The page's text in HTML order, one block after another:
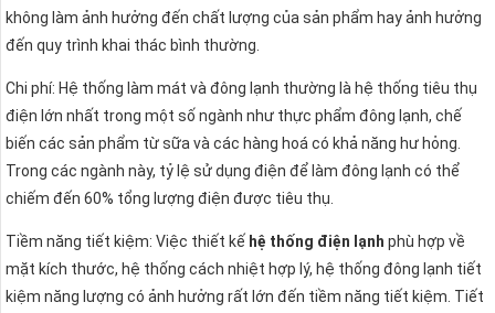
không làm ảnh hưởng đến chất lượng của sản phẩm hay ảnh hưởng
đến quy trình khai thác bình thường.
Chi phí: Hệ thống làm mát và đông lạnh thường là hệ thống tiêu thụ
điện lớn nhất trong một số ngành như thực phẩm đông lạnh, chế
biến các sản phẩm từ sữa và các hàng hoá có khả năng hư hỏng.
Trong các ngành này, tỷ lệ sử dụng điện để làm đông lạnh có thể
chiếm đến 60% tổng lượng điện được tiêu thụ.
Tiềm năng tiết kiệm: Việc thiết kế hệ thống điện lạnh phù hợp về
mặt kích thước, hệ thống cách nhiệt hợp lý, hệ thống đông lạnh tiết
kiệm năng lượng có ảnh hưởng rất lớn đến tiềm năng tiết kiệm. Tiết